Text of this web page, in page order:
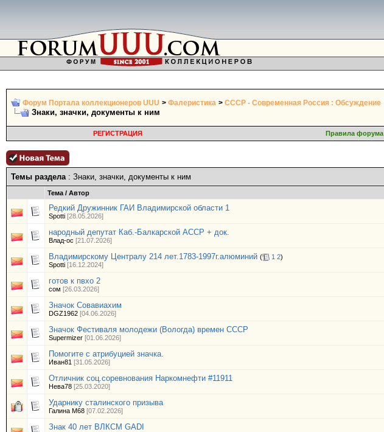
Форум Портала коллекционеров UUU > Фалеристика > СССР - Современная Россия : Обсуждение
Знаки, значки, документы к ним
РЕГИСТРАЦИЯ
Правила форума
Темы раздела: Знаки, значки, документы к ним
Тема / Автор
Редкий Дружинник ГАИ Владимирской области 1
Spotti [28.05.2026]
народный депутат Каб.-Балкарской АССР + док.
Влад-oc [21.07.2026]
Владимирскому Централу 214 лет.1783-1997г.алюминий ( 1 2)
Spotti [16.12.2024]
готов к пвхо 2
сом [26.03.2026]
Значок Совавиахим
DGZ1962 [04.06.2026]
Значок Фестиваля молодежи (Вологда) времен СССР
Supermizer [01.06.2026]
Помогите с атрибуцией значка.
Иван81 [31.05.2026]
Отличник соц.соревнования Наркомнефти #11911
Нева78 [25.03.2020]
Ударнику сталинского призыва
Галина М68 [07.02.2026]
Знак 40 лет ВЛКСМ GADI